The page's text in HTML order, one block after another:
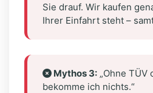
Sie drauf. Wir kaufen
Ihrer Einfahrt steht –
Mythos 3: „Ohne TÜV
bekomme ich nichts.“